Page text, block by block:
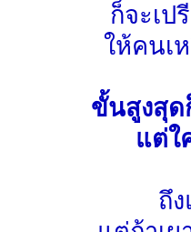
ก็จะเป
ให้คนเ
ขั้นสูงสุด
แต่ใ
ถึ